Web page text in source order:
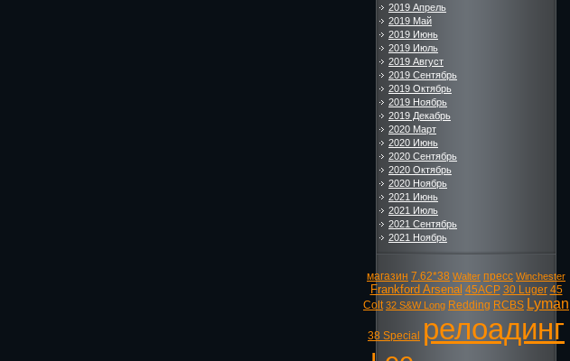
2019 Апрель
2019 Май
2019 Июнь
2019 Июль
2019 Август
2019 Сентябрь
2019 Октябрь
2019 Ноябрь
2019 Декабрь
2020 Март
2020 Июнь
2020 Сентябрь
2020 Октябрь
2020 Ноябрь
2021 Июнь
2021 Июль
2021 Сентябрь
2021 Ноябрь
магазин 7.62*38 Walter пресс Winchester
Frankford Arsenal 45ACP 30 Luger 45
Colt 32 S&W Long Redding RCBS Lyman
38 Special релоадинг